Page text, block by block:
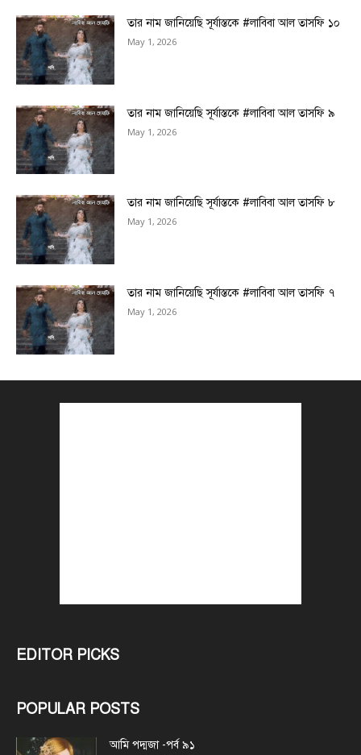
তার নাম জানিয়েছি সূর্যাস্তকে #লাবিবা আল তাসফি ১০
May 1, 2026
তার নাম জানিয়েছি সূর্যাস্তকে #লাবিবা আল তাসফি ৯
May 1, 2026
তার নাম জানিয়েছি সূর্যাস্তকে #লাবিবা আল তাসফি ৮
May 1, 2026
তার নাম জানিয়েছি সূর্যাস্তকে #লাবিবা আল তাসফি ৭
May 1, 2026
EDITOR PICKS
POPULAR POSTS
আমি পদ্মজা -পর্ব ৯১